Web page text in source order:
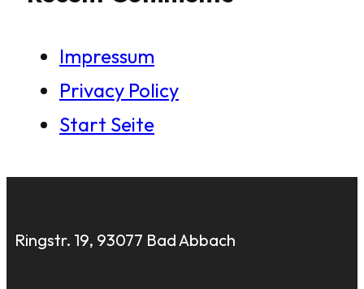
Impressum
Privacy Policy
Start Seite
Ringstr. 19, 93077 Bad Abbach